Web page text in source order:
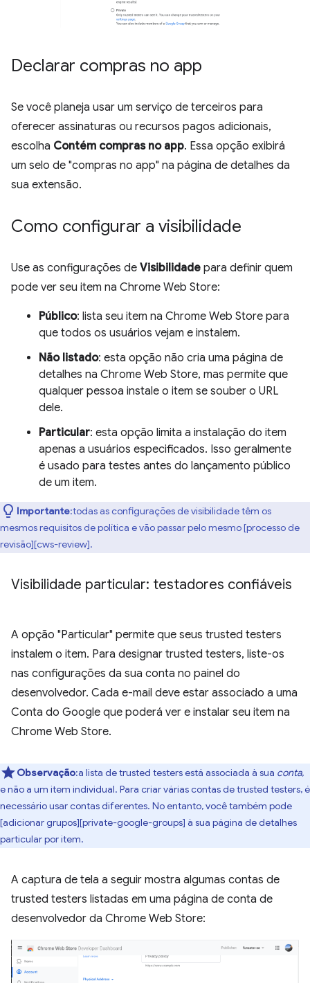
Declarar compras no app
Se você planeja usar um serviço de terceiros para
oferecer assinaturas ou recursos pagos adicionais,
escolha Contém compras no app. Essa opção exibirá
um selo de "compras no app" na página de detalhes da
sua extensão.
Como configurar a visibilidade
Use as configurações de Visibilidade para definir quem
pode ver seu item na Chrome Web Store:
Público: lista seu item na Chrome Web Store para
que todos os usuários vejam e instalem.
Não listado: esta opção não cria uma página de
detalhes na Chrome Web Store, mas permite que
qualquer pessoa instale o item se souber o URL
dele.
Particular: esta opção limita a instalação do item
apenas a usuários especificados. Isso geralmente
é usado para testes antes do lançamento público
de um item.
Importante:todas as configurações de visibilidade têm os
mesmos requisitos de política e vão passar pelo mesmo [processo de
revisão][cws-review].
Visibilidade particular: testadores confiáveis
A opção "Particular" permite que seus trusted testers
instalem o item. Para designar trusted testers, liste-os
nas configurações da sua conta no painel do
desenvolvedor. Cada e-mail deve estar associado a uma
Conta do Google que poderá ver e instalar seu item na
Chrome Web Store.
Observação:a lista de trusted testers está associada à sua conta,
e não a um item individual. Para criar várias contas de trusted testers, é
necessário usar contas diferentes. No entanto, você também pode
[adicionar grupos][private-google-groups] à sua página de detalhes
particular por item.
A captura de tela a seguir mostra algumas contas de
trusted testers listadas em uma página de conta de
desenvolvedor da Chrome Web Store: